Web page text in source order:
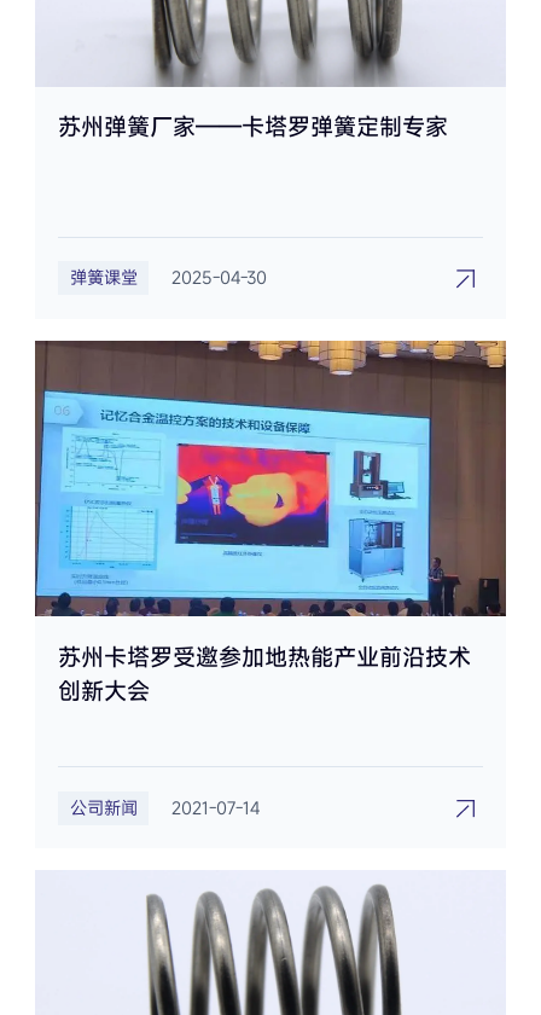
苏州弹簧厂家——卡塔罗弹簧定制专家
弹簧课堂 2025-04-30
苏州卡塔罗受邀参加地热能产业前沿技术
创新大会
公司新闻 2021-07-14